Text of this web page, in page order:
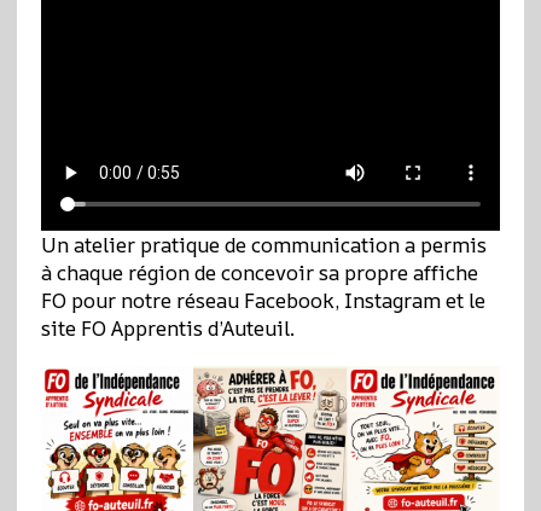
Un atelier pratique de communication a permis
à chaque région de concevoir sa propre affiche
FO pour notre réseau Facebook, Instagram et le
site FO Apprentis d’Auteuil.